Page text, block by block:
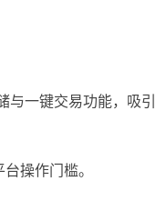
一键交易功能，吸引
操作门槛。